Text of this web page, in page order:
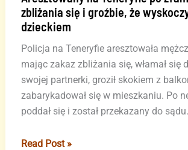
zbliżania się i groźbie, że
dzieckiem
Policja na Teneryfie aresztowała
mając zakaz zbliżania się, włamał się
swojej partnerki, groził skokiem z
zabarykadował się w mieszkaniu. Po
poddał się i został przekazany do sądu.
Aresztowany
Read Post »